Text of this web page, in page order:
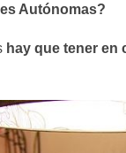
Autónomas?
hay que tener en